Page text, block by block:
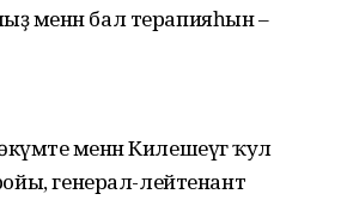
менән бал терапияһын –
менән Килешеүгә ҡул
генерал-лейтенант